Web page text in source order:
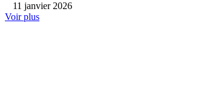
11 janvier 2026
Voir plus